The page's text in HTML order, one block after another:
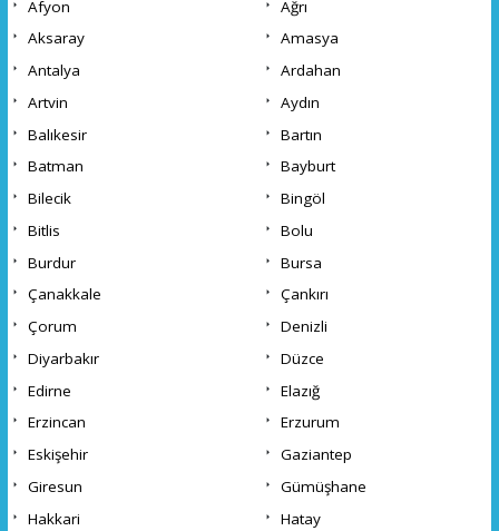
Afyon
Ağrı
Aksaray
Amasya
Antalya
Ardahan
Artvin
Aydın
Balıkesir
Bartın
Batman
Bayburt
Bilecik
Bingöl
Bitlis
Bolu
Burdur
Bursa
Çanakkale
Çankırı
Çorum
Denizli
Diyarbakır
Düzce
Edirne
Elazığ
Erzincan
Erzurum
Eskişehir
Gaziantep
Giresun
Gümüşhane
Hakkari
Hatay